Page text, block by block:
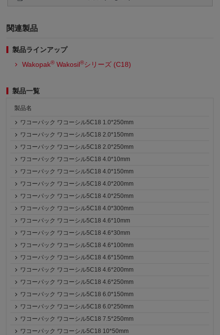
関連製品
製品ラインアップ
Wakopak® Wakosil®シリーズ (C18)
製品一覧
製品名
ワコーパック ワコーシル5C18 1.0*250mm
ワコーパック ワコーシル5C18 2.0*150mm
ワコーパック ワコーシル5C18 2.0*250mm
ワコーパック ワコーシル5C18 4.0*10mm
ワコーパック ワコーシル5C18 4.0*150mm
ワコーパック ワコーシル5C18 4.0*200mm
ワコーパック ワコーシル5C18 4.0*250mm
ワコーパック ワコーシル5C18 4.0*300mm
ワコーパック ワコーシル5C18 4.6*10mm
ワコーパック ワコーシル5C18 4.6*30mm
ワコーパック ワコーシル5C18 4.6*100mm
ワコーパック ワコーシル5C18 4.6*150mm
ワコーパック ワコーシル5C18 4.6*200mm
ワコーパック ワコーシル5C18 4.6*250mm
ワコーパック ワコーシル5C18 6.0*150mm
ワコーパック ワコーシル5C18 6.0*250mm
ワコーパック ワコーシル5C18 7.5*250mm
ワコーパック ワコーシル5C18 10*50mm